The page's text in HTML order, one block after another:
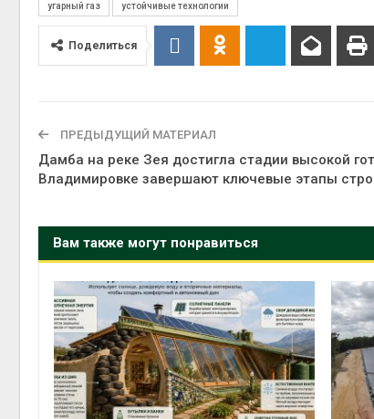
угарный газ устойчивые технологии
Поделиться
ПРЕДЫДУЩИЙ МАТЕРИАЛ
Дамба на реке Зея достигла стадии высокой
Владимировке завершают ключевые этапы
Вам также могут понравиться